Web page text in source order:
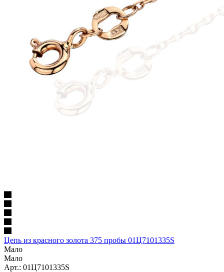
Цепь из красного золота 375 пробы 01Ц7101335S
Мало
Мало
Арт.: 01Ц7101335S